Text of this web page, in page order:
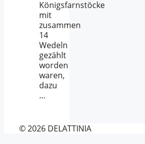
Königsfarnstöcke
mit
zusammen
14
Wedeln
gezählt
worden
waren,
dazu
…
© 2026 DELATTINIA